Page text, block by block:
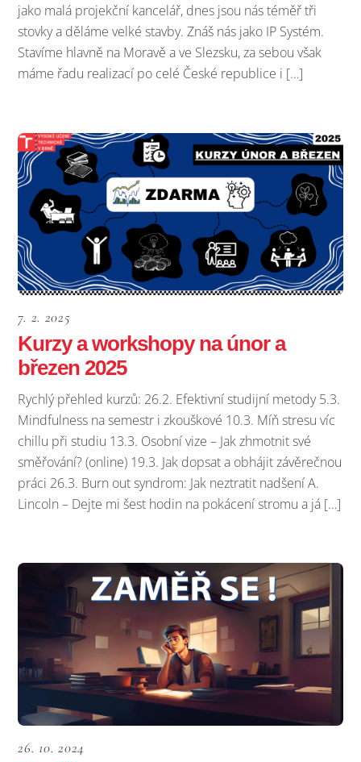
jako malá projekční kancelář, dnes jsou nás téměř tři
stovky a děláme velké stavby. Znáš nás jako IP Systém.
Stavíme hlavně na Moravě a ve Slezsku, za sebou však
máme řadu realizací po celé České republice i […]
7. 2. 2025
Kurzy a workshopy na únor a
březen 2025
Rychlý přehled kurzů: 26.2. Efektivní studijní metody 5.3.
Mindfulness na semestr i zkouškové 10.3. Míň stresu víc
chillu při studiu 13.3. Osobní vize – Jak zhmotnit své
směřování? (online) 19.3. Jak dopsat a obhájit závěrečnou
práci 26.3. Burn out syndrom: Jak neztratit nadšení A.
Lincoln – Dejte mi šest hodin na pokácení stromu a já […]
26. 10. 2024